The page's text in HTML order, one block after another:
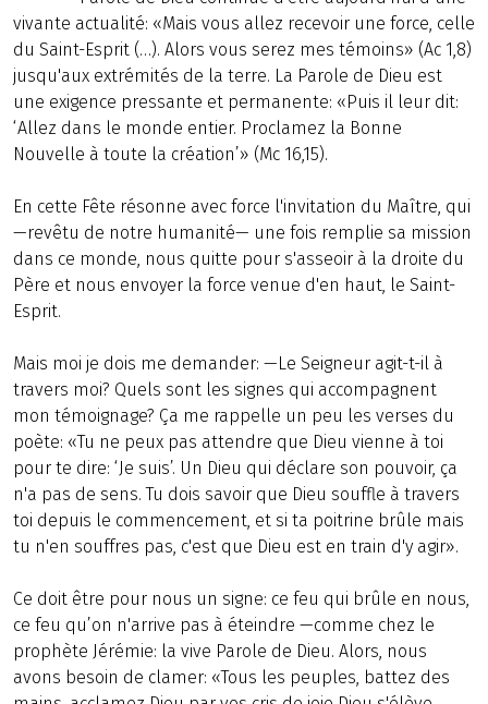
vivante actualité: «Mais vous allez recevoir une force, celle
du Saint-Esprit (…). Alors vous serez mes témoins» (Ac 1,8)
jusqu'aux extrémités de la terre. La Parole de Dieu est
une exigence pressante et permanente: «Puis il leur dit:
‘Allez dans le monde entier. Proclamez la Bonne
Nouvelle à toute la création’» (Mc 16,15).
En cette Fête résonne avec force l'invitation du Maître, qui
—revêtu de notre humanité— une fois remplie sa mission
dans ce monde, nous quitte pour s'asseoir à la droite du
Père et nous envoyer la force venue d'en haut, le Saint-
Esprit.
Mais moi je dois me demander: —Le Seigneur agit-t-il à
travers moi? Quels sont les signes qui accompagnent
mon témoignage? Ça me rappelle un peu les verses du
poète: «Tu ne peux pas attendre que Dieu vienne à toi
pour te dire: ‘Je suis’. Un Dieu qui déclare son pouvoir, ça
n'a pas de sens. Tu dois savoir que Dieu souffle à travers
toi depuis le commencement, et si ta poitrine brûle mais
tu n'en souffres pas, c'est que Dieu est en train d'y agir».
Ce doit être pour nous un signe: ce feu qui brûle en nous,
ce feu qu’on n'arrive pas à éteindre —comme chez le
prophète Jérémie: la vive Parole de Dieu. Alors, nous
avons besoin de clamer: «Tous les peuples, battez des